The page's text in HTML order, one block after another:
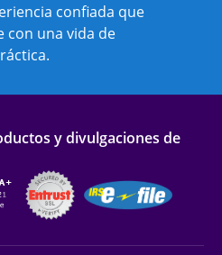
confiada que
con una vida de
y divulgaciones de